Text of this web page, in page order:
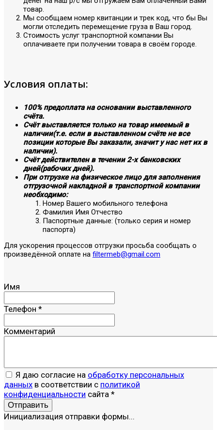
товар.
Мы сообщаем номер квитанции и трек код, что бы Вы
могли отследить перемещение груза в Ваш город.
Стоимость услуг транспортной компании Вы
оплачиваете при получении товара в своём городе.
Условия оплаты:
100% предоплата на основании выставленного
счёта.
Счёт выставляется только на товар имеемый в
наличии(т.е. если в выставленном счёте не все
позиции которые Вы заказали, значит у нас нет их в
наличии).
Счёт действителен в течении 2-х банковских
дней(рабочих дней).
При отгрузке на физическое лицо для заполнения
отгрузочной накладной в транспортной компании
необходимо:
Номер Вашего мобильного телефона
Фамилия Имя Отчество
Паспортные данные: (только серия и номер
паспорта)
Для ускорения процессов отгрузки просьба сообщать о
произведённой оплате на filtermeb@gmail.com
Имя
Телефон *
Комментарий
Я даю согласие на обработку персональных
данных в соответствии с политикой
конфиденциальности сайта *
Отправить
Инициализация отправки формы...